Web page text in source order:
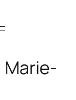
Marie-